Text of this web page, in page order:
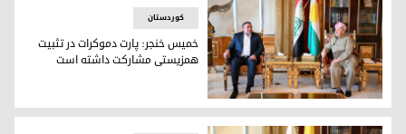
پرزیدنت مسعود بارزانی و خمیس خنجر
کوردستان
خمیس خنجر: پارت دموکرات در تثبیت
همزیستی مشارکت داشته است